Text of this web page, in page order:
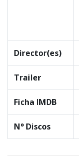
Director(es)
Trailer
Ficha IMDB
N° Discos